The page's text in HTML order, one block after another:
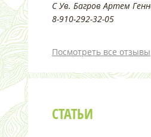
С Ув. Багров Артем
8-910-292-32-05
Посмотреть все отзывы
СТАТЬИ